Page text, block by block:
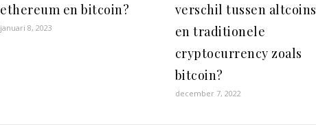
ethereum en bitcoin?
januari 8, 2023
verschil tussen altcoins
en traditionele
cryptocurrency zoals
bitcoin?
december 7, 2022